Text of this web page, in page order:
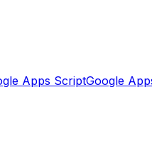
Apps ScriptGoogle